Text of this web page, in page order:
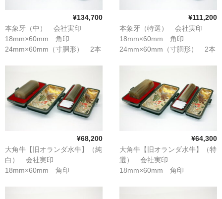
お問い合わせ
¥134,700
本象牙（中） 会社実印
18mm×60mm 角印
24mm×60mm（寸胴形） 2本
¥111,200
本象牙（特選） 会社実印
18mm×60mm 角印
24mm×60mm（寸胴形） 2本
¥68,200
大角牛【旧オランダ水牛】（純
白） 会社実印
18mm×60mm 角印
¥64,300
大角牛【旧オランダ水牛】（特
選） 会社実印
18mm×60mm 角印